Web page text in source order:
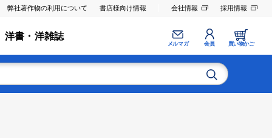
弊社著作物の利用について 書店様向け情報 会社情報 採用情報
洋書・洋雑誌
メルマガ 会員 買い物かご